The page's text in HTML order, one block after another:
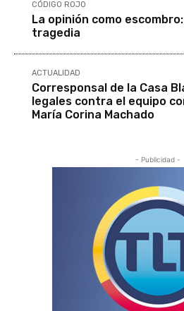
CÓDIGO ROJO
La opinión como
tragedia
ACTUALIDAD
Corresponsal de la Casa
legales contra el equipo
María Corina Machado
- Publicidad -